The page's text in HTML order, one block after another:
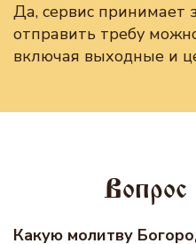
Да, сервис принимает
отправить требу
включая выходные и
Какую молитву